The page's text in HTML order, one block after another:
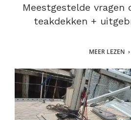
Meestgestelde
teakdekken +
MEER LEZEN